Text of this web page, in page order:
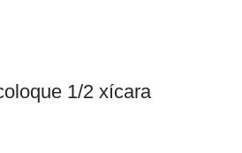
1/2 xícara